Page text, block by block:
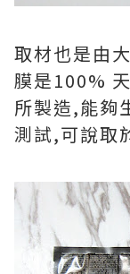
取材也是由
膜是100%
所製造,能夠
測試,可說取